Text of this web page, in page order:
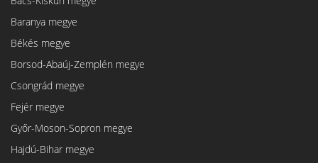
Baranya megye
Békés megye
Borsod-Abaúj-Zemplén megye
Csongrád megye
Fejér megye
Győr-Moson-Sopron megye
Hajdú-Bihar megye